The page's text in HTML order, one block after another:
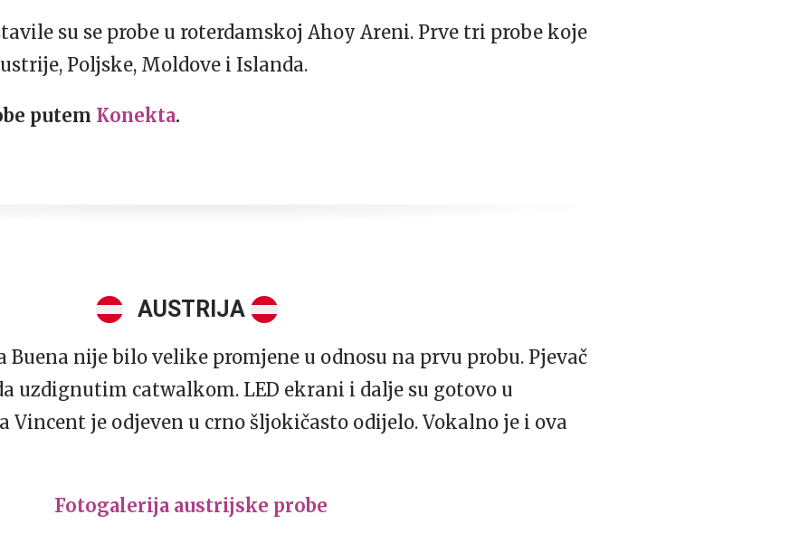
su se probe u roterdamskoj Ahoy Areni. Prve tri probe koje
Poljske, Moldove i Islanda.
putem Konekta.
AUSTRIJA
Buena nije bilo velike promjene u odnosu na prvu probu. Pjevač
uzdignutim catwalkom. LED ekrani i dalje su gotovo u
Vincent je odjeven u crno šljokičasto odijelo. Vokalno je i ova
Fotogalerija austrijske probe